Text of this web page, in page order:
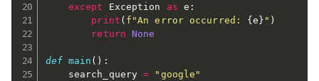
except
Exception as e :
print ( f"An error occurred: {e} " )
return
None
def main ( ) :
    search_query
=
"google"